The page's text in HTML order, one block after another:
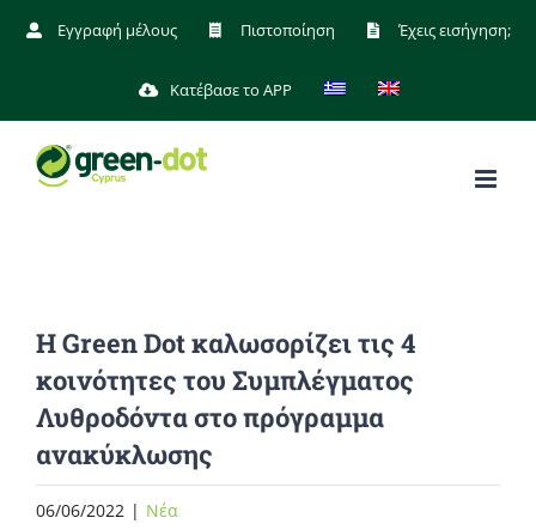
ΜετάβασηΕγγραφή μέλους Πιστοποίηση Έχεις εισήγηση;
Κατέβασε το APP
H Green Dot καλωσορίζει τις 4
κοινότητες του Συμπλέγματος
Λυθροδόντα στο πρόγραμμα
ανακύκλωσης
06/06/2022 | Νέα